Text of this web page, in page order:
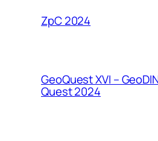
ZpC 2024
GeoQuest XVI –
Quest 2024